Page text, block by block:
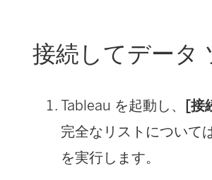
接続してデータ
Tableau を起動し、 [接
完全なリストについては
を実行します。